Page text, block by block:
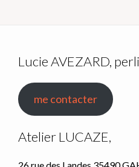
Lucie AVEZARD,
me contacter
Atelier LUCAZE,
26 rue des Landes 35490